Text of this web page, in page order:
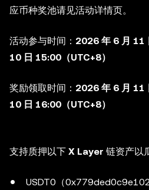
应币种奖池请见活动详情页。
活动参与时间： 2026 年 6 月 11
10 日 15:00（UTC+8）
奖励领取时间： 2026 年 6 月 11
10 日 16:00（UTC+8）
支持质押以下 X Layer 链资产以
USDT0（